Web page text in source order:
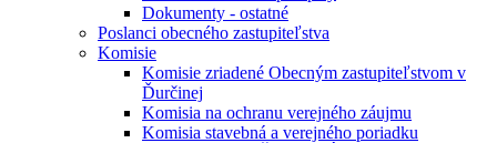
Dokumenty - ostatné
Poslanci obecného zastupiteľstva
Komisie
Komisie zriadené Obecným zastupiteľstvom v
Ďurčinej
Komisia na ochranu verejného záujmu
Komisia stavebná a verejného poriadku